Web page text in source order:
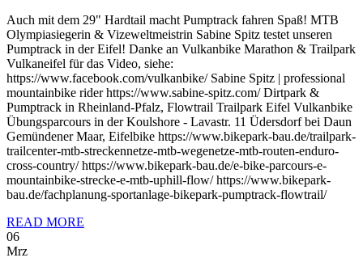
Auch mit dem 29" Hardtail macht Pumptrack fahren Spaß! MTB
Olympiasiegerin & Vizeweltmeistrin Sabine Spitz testet unseren
Pumptrack in der Eifel! Danke an Vulkanbike Marathon & Trailpark
Vulkaneifel für das Video, siehe:
https://www.facebook.com/vulkanbike/ Sabine Spitz | professional
mountainbike rider https://www.sabine-spitz.com/ Dirtpark &
Pumptrack in Rheinland-Pfalz, Flowtrail Trailpark Eifel Vulkanbike
Übungsparcours in der Koulshore - Lavastr. 11 Üdersdorf bei Daun
Gemündener Maar, Eifelbike https://www.bikepark-bau.de/trailpark-
trailcenter-mtb-streckennetze-mtb-wegenetze-mtb-routen-enduro-
cross-country/ https://www.bikepark-bau.de/e-bike-parcours-e-
mountainbike-strecke-e-mtb-uphill-flow/ https://www.bikepark-
bau.de/fachplanung-sportanlage-bikepark-pumptrack-flowtrail/
READ MORE
06
Mrz